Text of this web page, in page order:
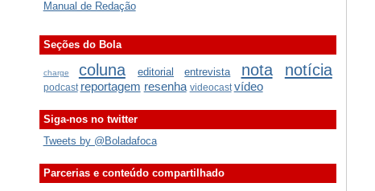
Manual de Redação
Seções do Bola
charge coluna editorial entrevista nota notícia
podcast reportagem resenha videocast vídeo
Siga-nos no twitter
Tweets by @Boladafoca
Parcerias e conteúdo compartilhado